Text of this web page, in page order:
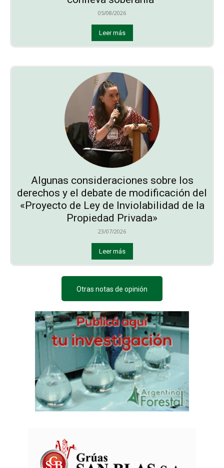
05/08/2026
Leer más
Algunas consideraciones sobre los
derechos y el debate de modificación del
«Proyecto de Ley de Inviolabilidad de la
Propiedad Privada»
23/07/2026
Leer más
Otras notas de opinión